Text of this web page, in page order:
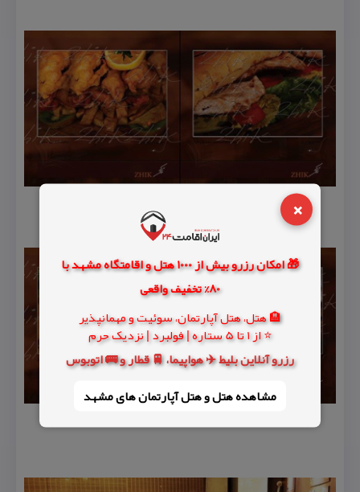
×
🎁 امکان رزرو بیش از 1000 هتل و اقامتگاه مشهد با
80% تخفیف واقعی
🏨 هتل، هتل آپارتمان، سوئیت و مهمانپذیر
⭐ از 1 تا 5 ستاره | فولبرد | نزدیک حرم
رزرو آنلاین بلیط ✈️ هواپیما، 🚆 قطار و 🚌 اتوبوس
مشاهده هتل و هتل‌ آپارتمان های مشهد